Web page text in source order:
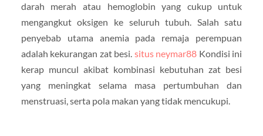
darah merah atau hemoglobin yang cukup untuk
mengangkut oksigen ke seluruh tubuh. Salah satu
penyebab utama anemia pada remaja perempuan
adalah kekurangan zat besi. situs neymar88 Kondisi ini
kerap muncul akibat kombinasi kebutuhan zat besi
yang meningkat selama masa pertumbuhan dan
menstruasi, serta pola makan yang tidak mencukupi.